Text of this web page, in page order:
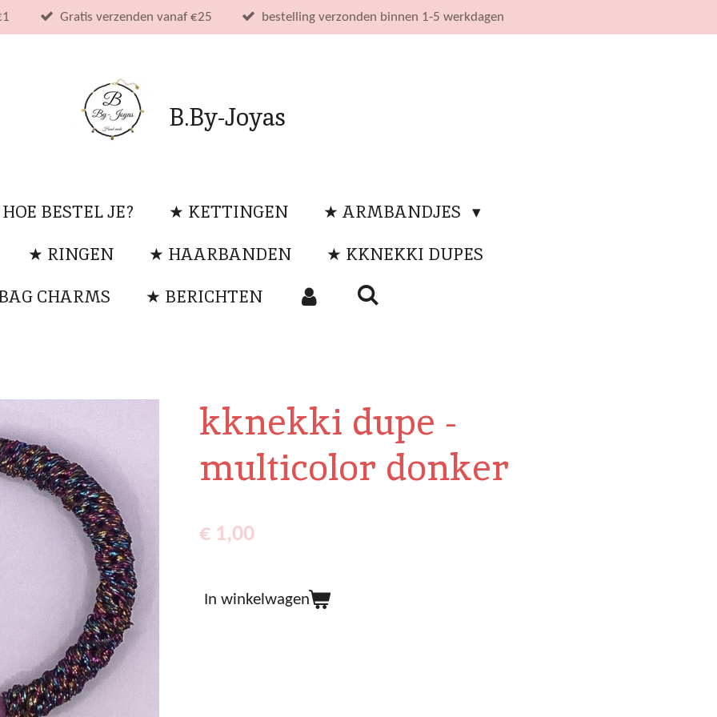
Gratis verzenden vanaf €25 bestelling verzonden binnen 1-5 werkdagen
B.By-Joyas
BESTEL JE? ★ KETTINGEN
★ ARMBANDJES
★ RINGEN ★ HAARBANDEN
★ KKNEKKI DUPES
CHARMS
★ BERICHTEN
kknekki dupe -
multicolor donker
€ 1,00
In winkelwagen